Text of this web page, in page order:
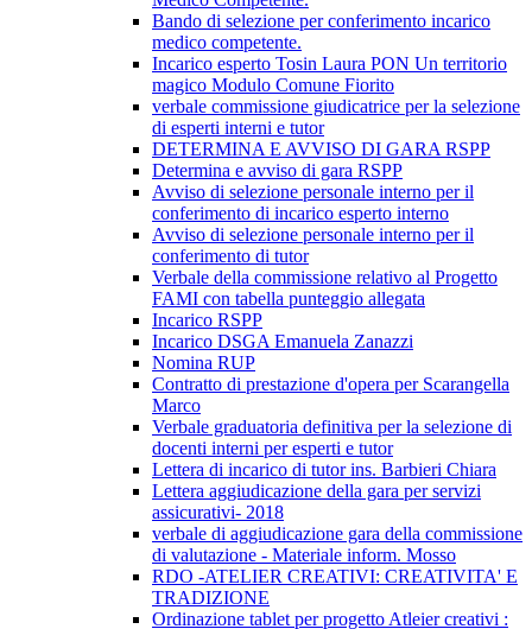
Bando di selezione per conferimento incarico
medico competente.
Incarico esperto Tosin Laura PON Un territorio
magico Modulo Comune Fiorito
verbale commissione giudicatrice per la selezione
di esperti interni e tutor
DETERMINA E AVVISO DI GARA RSPP
Determina e avviso di gara RSPP
Avviso di selezione personale interno per il
conferimento di incarico esperto interno
Avviso di selezione personale interno per il
conferimento di tutor
Verbale della commissione relativo al Progetto
FAMI con tabella punteggio allegata
Incarico RSPP
Incarico DSGA Emanuela Zanazzi
Nomina RUP
Contratto di prestazione d'opera per Scarangella
Marco
Verbale graduatoria definitiva per la selezione di
docenti interni per esperti e tutor
Lettera di incarico di tutor ins. Barbieri Chiara
Lettera aggiudicazione della gara per servizi
assicurativi- 2018
verbale di aggiudicazione gara della commissione
di valutazione - Materiale inform. Mosso
RDO -ATELIER CREATIVI: CREATIVITA' E
TRADIZIONE
Ordinazione tablet per progetto Atleier creativi :